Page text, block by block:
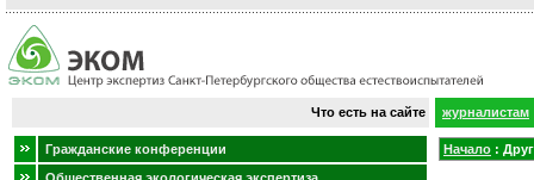
Что есть на сайте журналистам
Гражданские конференции
Начало :